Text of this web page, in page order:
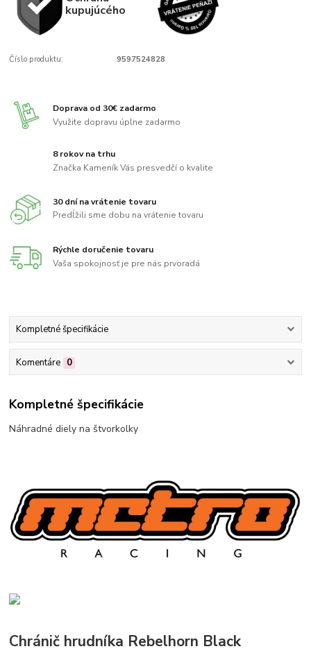
kupujúcého
Číslo produktu: 9597524828
Doprava od 30€ zadarmo
Využite dopravu úplne zadarmo
8 rokov na trhu
Značka Kameník Vás presvedčí o kvalite
30 dní na vrátenie tovaru
Predĺžili sme dobu na vrátenie tovaru
Rýchle doručenie tovaru
Vaša spokojnosť je pre nás prvoradá
Kompletné špecifikácie
Komentáre 0
Kompletné špecifikácie
Náhradné diely na štvorkolky
Chránič hrudníka Rebelhorn Black